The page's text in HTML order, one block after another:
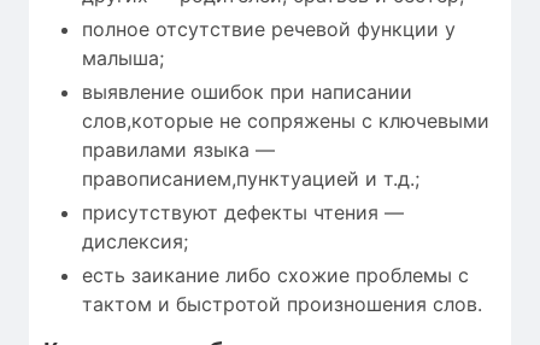
полное отсутствие речевой функции у
малыша;
выявление ошибок при написании
слов,которые не сопряжены с ключевыми
правилами языка —
правописанием,пунктуацией и т.д.;
присутствуют дефекты чтения —
дислексия;
есть заикание либо схожие проблемы с
тактом и быстротой произношения слов.